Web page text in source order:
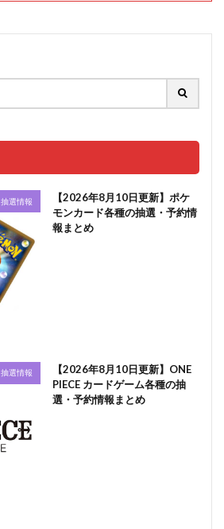
抽選情報
【2026年8月10日更新】ポケ
モンカード各種の抽選・予約情
報まとめ
抽選情報
【2026年8月10日更新】ONE
PIECE カードゲーム各種の抽
選・予約情報まとめ